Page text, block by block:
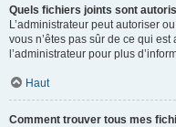
Quels fichiers joints sont
L’administrateur peut autoriser
vous n’êtes pas sûr de ce qui
l’administrateur pour plus
Haut
Comment trouver tous mes